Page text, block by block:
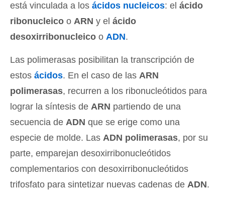
está vinculada a los ácidos nucleicos: el ácido
ribonucleico o ARN y el ácido
desoxirribonucleico o ADN.
Las polimerasas posibilitan la transcripción de
estos ácidos. En el caso de las ARN
polimerasas, recurren a los ribonucleótidos para
lograr la síntesis de ARN partiendo de una
secuencia de ADN que se erige como una
especie de molde. Las ADN polimerasas, por su
parte, emparejan desoxirribonucleótidos
complementarios con desoxirribonucleótidos
trifosfato para sintetizar nuevas cadenas de ADN.